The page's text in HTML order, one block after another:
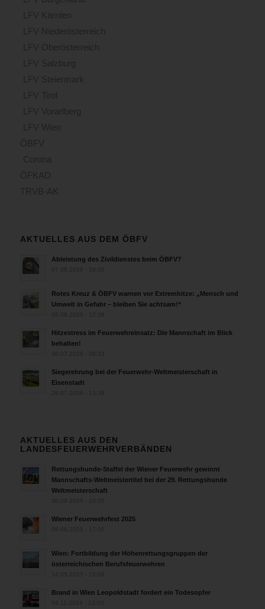
AKTUELLES AUS DEM ÖBFV
Ableistung des Zivildienstes beim ÖBFV?
Rotes Kreuz & ÖBFV warnen vor Extremhitze: „Mensch und
Umwelt in Gefahr – bleiben Sie achtsam!“
Hitzestress im Feuerwehreinsatz: Die Mannschaft im Blick
behalten!
Siegerehrung bei der Feuerwehr-Weltmeisterschaft in
Eisenstadt
AKTUELLES AUS DEN
LANDESFEUERWEHRVERBÄNDEN
Rettungshunde-Staffel der Wiener Feuerwehr gewinnt
Mannschafts-Weltmeistertitel bei der 29. Rettungshunde
Weltmeisterschaft
Wiener Feuerwehrfest 2025
Wien: Fortbildung der Höhenrettungsgruppen der
österreichischen Berufsfeuerwehren
Brand in Wien Leopoldstadt fordert ein Todesopfer